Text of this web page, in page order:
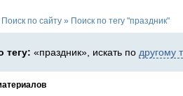
Поиск по сайту » Поиск по тегу "праздник"
тегу: «праздник», искать по другому